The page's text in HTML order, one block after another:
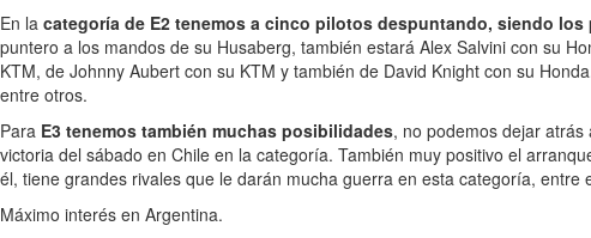
En la categoría de E2 tenemos a cinco pilotos despuntando, siendo los
puntero a los mandos de su Husaberg, también estará Alex Salvini con su
KTM, de Johnny Aubert con su KTM y también de David Knight con su
entre otros.
Para E3 tenemos también muchas posibilidades, no podemos dejar
victoria del sábado en Chile en la categoría. También muy positivo el
él, tiene grandes rivales que le darán mucha guerra en esta categoría, entre
Máximo interés en Argentina.